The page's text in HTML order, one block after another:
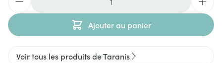
Ajouter au panier
Voir tous les produits de Taranis